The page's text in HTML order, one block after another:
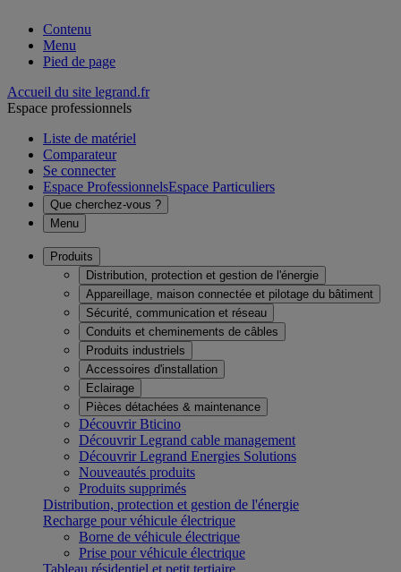
Contenu
Menu
Pied de page
Accueil du site legrand.fr
Espace professionnels
Liste de matériel
Comparateur
Se connecter
Espace ProfessionnelsEspace Particuliers
Que cherchez-vous ?
Menu
Produits
Distribution, protection et gestion de l'énergie
Appareillage, maison connectée et pilotage du bâtiment
Sécurité, communication et réseau
Conduits et cheminements de câbles
Produits industriels
Accessoires d'installation
Eclairage
Pièces détachées & maintenance
Découvrir Bticino
Découvrir Legrand cable management
Découvrir Legrand Energies Solutions
Nouveautés produits
Produits supprimés
Distribution, protection et gestion de l'énergie
Recharge pour véhicule électrique
Borne de véhicule électrique
Prise pour véhicule électrique
Tableau résidentiel et petit tertiaire